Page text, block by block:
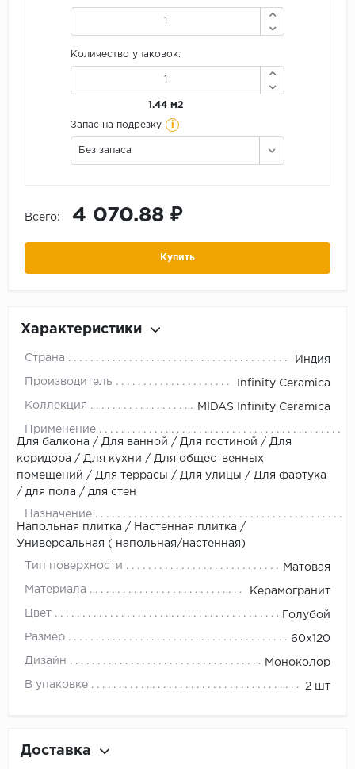
Количество упаковок:
1.44 м2
Запас на подрезку i
Без запаса
Всего: 4 070.88 ₽
Купить
Характеристики
Страна Индия
Производитель Infinity Ceramica
Коллекция MIDAS Infinity Ceramica
Применение
Для балкона / Для ванной / Для гостиной / Для
коридора / Для кухни / Для общественных
помещений / Для террасы / Для улицы / Для фартука
/ для пола / для стен
Назначение
Напольная плитка / Настенная плитка /
Универсальная ( напольная/настенная)
Тип поверхности Матовая
Материала Керамогранит
Цвет Голубой
Размер 60x120
Дизайн Моноколор
В упаковке 2 шт
Доставка